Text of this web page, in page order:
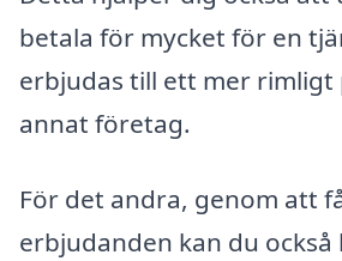
betala för mycket för en
erbjudas till ett mer rimligt
annat företag.
För det andra, genom att
erbjudanden kan du